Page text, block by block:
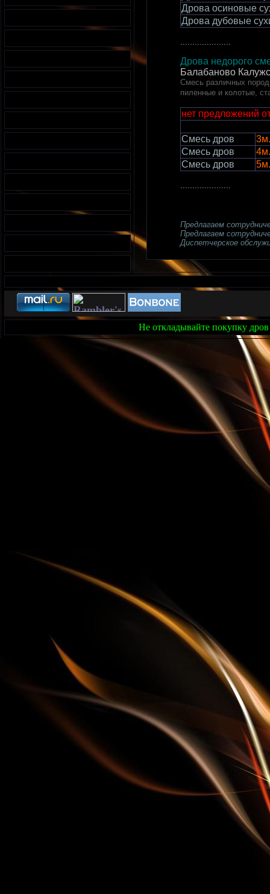
Дрова осиновые
Дрова дубовые
Дрова недорого
Балабаново
Смесь различных
пиленные и колотые,
нет предложений
Смесь дров
Смесь дров
Смесь дров
Предлагаем
Предлагаем
Диспетчерское
Не откладывайте покупку